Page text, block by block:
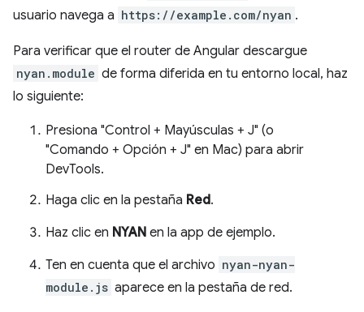
usuario navega a https://example.com/nyan .
Para verificar que el router de Angular descargue
nyan.module de forma diferida en tu entorno local, haz
lo siguiente:
Presiona "Control + Mayúsculas + J" (o
"Comando + Opción + J" en Mac) para abrir
DevTools.
Haga clic en la pestaña Red.
Haz clic en NYAN en la app de ejemplo.
Ten en cuenta que el archivo nyan-nyan-
module.js aparece en la pestaña de red.